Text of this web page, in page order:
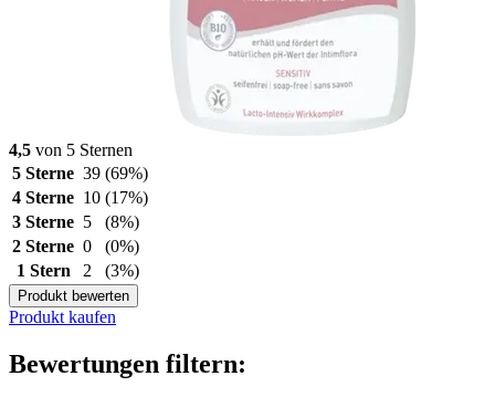
4,5 von 5 Sternen
5 Sterne 39 (69%)
4 Sterne 10 (17%)
3 Sterne 5
(8%)
2 Sterne 0
(0%)
1 Stern
2 (3%)
Produkt bewerten
Produkt kaufen
Bewertungen filtern: